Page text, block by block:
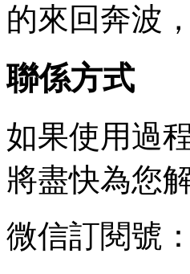
的來回奔波
聯係方式
如果使用過
將盡快為您
微信訂閱號